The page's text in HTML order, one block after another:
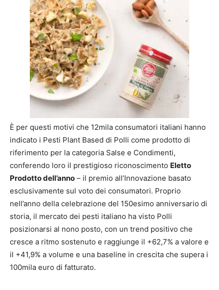
È per questi motivi che 12mila consumatori italiani hanno
indicato i Pesti Plant Based di Polli come prodotto di
riferimento per la categoria Salse e Condimenti,
conferendo loro il prestigioso riconoscimento Eletto
Prodotto dell’anno – il premio all’Innovazione basato
esclusivamente sul voto dei consumatori. Proprio
nell’anno della celebrazione del 150esimo anniversario di
storia, il mercato dei pesti italiano ha visto Polli
posizionarsi al nono posto, con un trend positivo che
cresce a ritmo sostenuto e raggiunge il +62,7% a valore e
il +41,9% a volume e una baseline in crescita che supera i
100mila euro di fatturato.